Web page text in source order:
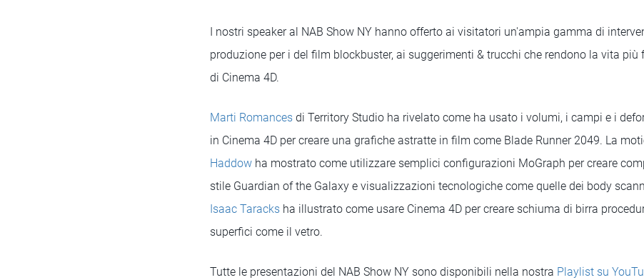
I nostri speaker al NAB Show NY hanno offerto ai visitatori un'ampia gamma di
produzione per i del film blockbuster, ai suggerimenti & trucchi che rendono la vita
di Cinema 4D.
Marti Romances di Territory Studio ha rivelato come ha usato i volumi, i campi e i
in Cinema 4D per creare una grafiche astratte in film come Blade Runner 2049. La
Haddow ha mostrato come utilizzare semplici configurazioni MoGraph per creare
stile Guardian of the Galaxy e visualizzazioni tecnologiche come quelle dei body
Isaac Taracks ha illustrato come usare Cinema 4D per creare schiuma di birra
superfici come il vetro.
Tutte le presentazioni del NAB Show NY sono disponibili nella nostra Playlist su